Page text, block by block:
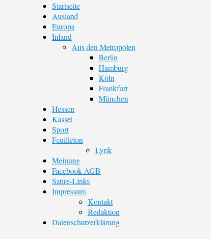
Startseite
Ausland
Europa
Inland
Aus den Metropolen
Berlin
Hamburg
Köln
Frankfurt
München
Hessen
Kassel
Sport
Feuilleton
Lyrik
Meinung
Facebook-AGB
Satire-Links
Impressum
Kontakt
Redaktion
Datenschutzerklärung